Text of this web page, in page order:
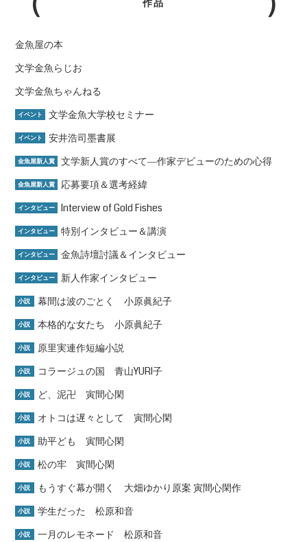
作品
金魚屋の本
文学金魚らじお
文学金魚ちゃんねる
イベント 文学金魚大学校セミナー
イベント 安井浩司墨書展
金魚屋新人賞 文学新人賞のすべて―作家デビューのための心得
金魚屋新人賞 応募要項＆選考経緯
インタビュー Interview of Gold Fishes
インタビュー 特別インタビュー＆講演
インタビュー 金魚詩壇討議＆インタビュー
インタビュー 新人作家インタビュー
小説 幕間は波のごとく 小原眞紀子
小説 本格的な女たち 小原眞紀子
小説 原里実連作短編小説
小説 コラージュの国 青山YURI子
小説 ど、泥卍 寅間心閑
小説 オトコは遅々として 寅間心閑
小説 助平ども 寅間心閑
小説 松の牢 寅間心閑
小説 もうすぐ幕が開く 大畑ゆかり原案 寅間心閑作
小説 学生だった 松原和音
小説 一月のレモネード 松原和音